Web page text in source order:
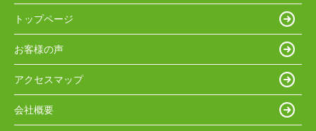
トップページ
お客様の声
アクセスマップ
会社概要